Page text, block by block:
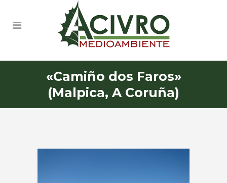
«Camiño dos Faros»
(Malpica, A Coruña)